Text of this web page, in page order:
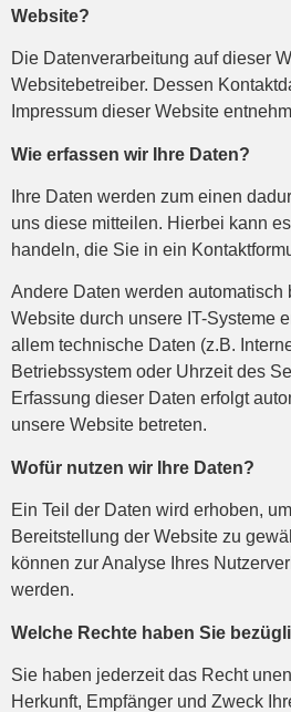
Website?
Die Datenverarbeitung auf dieser
Websitebetreiber. Dessen
Impressum dieser Website
Wie erfassen wir Ihre Daten?
Ihre Daten werden zum einen
uns diese mitteilen. Hierbei kann
handeln, die Sie in ein
Andere Daten werden automatisch
Website durch unsere IT-Systeme
allem technische Daten (z.B.
Betriebssystem oder Uhrzeit des
Erfassung dieser Daten erfolgt
unsere Website betreten.
Wofür nutzen wir Ihre Daten?
Ein Teil der Daten wird erhoben,
Bereitstellung der Website zu
können zur Analyse Ihres
werden.
Welche Rechte haben Sie
Sie haben jederzeit das Recht
Herkunft, Empfänger und Zweck